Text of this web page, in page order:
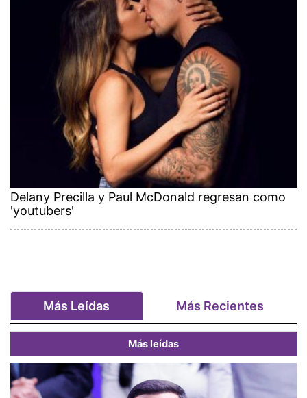
Delany Precilla y Paul McDonald regresan como
'youtubers'
Más Leídas Más Recientes
Más leídas